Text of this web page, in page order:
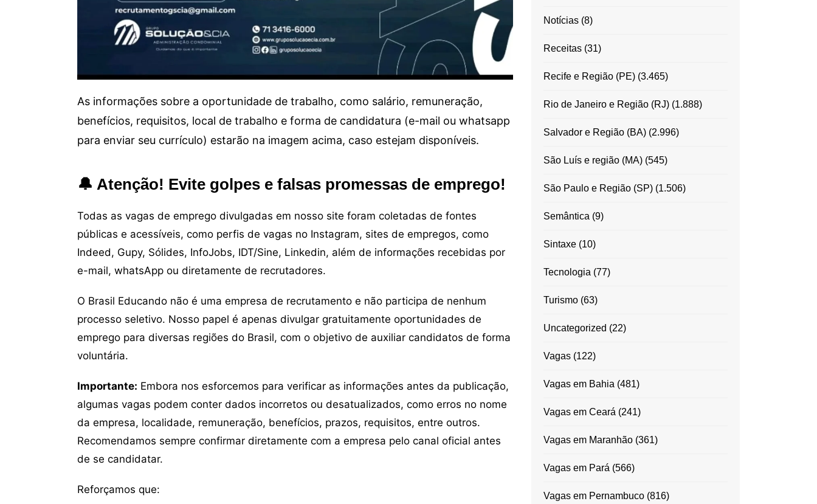
As informações sobre a oportunidade de trabalho, como salário, remuneração,
benefícios, requisitos, local de trabalho e forma de candidatura (e-mail ou whatsapp
para enviar seu currículo) estarão na imagem acima, caso estejam disponíveis.
🔔 Atenção! Evite golpes e falsas promessas de emprego!
Todas as vagas de emprego divulgadas em nosso site foram coletadas de fontes
públicas e acessíveis, como perfis de vagas no Instagram, sites de empregos, como
Indeed, Gupy, Sólides, InfoJobs, IDT/Sine, Linkedin, além de informações recebidas por
e-mail, whatsApp ou diretamente de recrutadores.
O Brasil Educando não é uma empresa de recrutamento e não participa de nenhum
processo seletivo. Nosso papel é apenas divulgar gratuitamente oportunidades de
emprego para diversas regiões do Brasil, com o objetivo de auxiliar candidatos de forma
voluntária.
Importante: Embora nos esforcemos para verificar as informações antes da publicação,
algumas vagas podem conter dados incorretos ou desatualizados, como erros no nome
da empresa, localidade, remuneração, benefícios, prazos, requisitos, entre outros.
Recomendamos sempre confirmar diretamente com a empresa pelo canal oficial antes
de se candidatar.
Reforçamos que:
Notícias(8)
Receitas(31)
Recife e Região (PE)(3.465)
Rio de Janeiro e Região (RJ)(1.888)
Salvador e Região (BA)(2.996)
São Luís e região (MA)(545)
São Paulo e Região (SP)(1.506)
Semântica (9)
Sintaxe(10)
Tecnologia (77)
Turismo(63)
Uncategorized (22)
Vagas(122)
Vagas em Bahia (481)
Vagas em Ceará (241)
Vagas em Maranhão(361)
Vagas em Pará (566)
Vagas em Pernambuco(816)